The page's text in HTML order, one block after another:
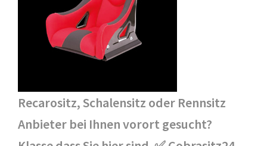
Recarositz, Schalensitz oder Rennsitz
Anbieter bei Ihnen vorort gesucht?